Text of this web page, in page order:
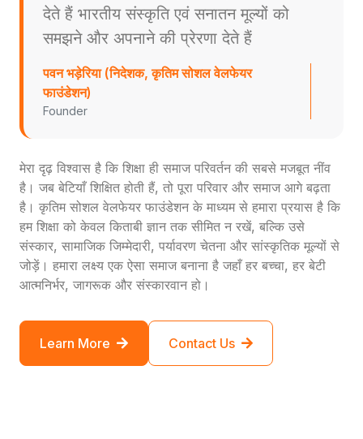
देते हैं भारतीय संस्कृति एवं सनातन मूल्यों को
समझने और अपनाने की प्रेरणा देते हैं
पवन भड़ेरिया (निदेशक, कृतिम सोशल वेलफेयर
फाउंडेशन)
Founder
मेरा दृढ़ विश्वास है कि शिक्षा ही समाज परिवर्तन की सबसे मजबूत नींव
है। जब बेटियाँ शिक्षित होती हैं, तो पूरा परिवार और समाज आगे बढ़ता
है। कृतिम सोशल वेलफेयर फाउंडेशन के माध्यम से हमारा प्रयास है कि
हम शिक्षा को केवल किताबी ज्ञान तक सीमित न रखें, बल्कि उसे
संस्कार, सामाजिक जिम्मेदारी, पर्यावरण चेतना और सांस्कृतिक मूल्यों से
जोड़ें। हमारा लक्ष्य एक ऐसा समाज बनाना है जहाँ हर बच्चा, हर बेटी
आत्मनिर्भर, जागरूक और संस्कारवान हो।
Learn More Contact Us